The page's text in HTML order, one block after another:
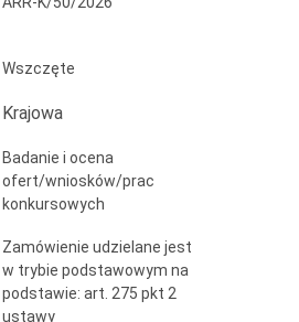
Wszczęte
Krajowa
Badanie i ocena
ofert/wniosków/prac
konkursowych
Zamówienie udzielane jest
w trybie podstawowym na
podstawie: art. 275 pkt 2
ustawy